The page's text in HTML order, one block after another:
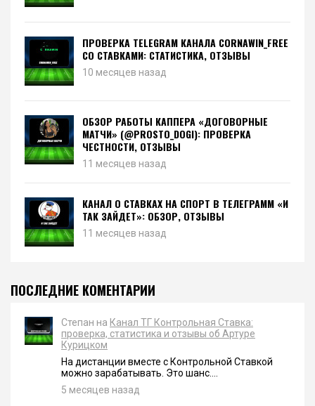
ПРОВЕРКА TELEGRAM КАНАЛА CORNAWIN_FREE
СО СТАВКАМИ: СТАТИСТИКА, ОТЗЫВЫ
10 месяцев назад
ОБЗОР РАБОТЫ КАППЕРА «ДОГОВОРНЫЕ
МАТЧИ» (@PROSTO_DOGI): ПРОВЕРКА
ЧЕСТНОСТИ, ОТЗЫВЫ
11 месяцев назад
КАНАЛ О СТАВКАХ НА СПОРТ В ТЕЛЕГРАММ «И
ТАК ЗАЙДЕТ»: ОБЗОР, ОТЗЫВЫ
11 месяцев назад
ПОСЛЕДНИЕ КОМЕНТАРИИ
Степан на Канал ТГ Контрольная Ставка:
проверка, статистика и отзывы об Артуре
Курицком
На дистанции вместе с Контрольной Ставкой
можно зарабатывать. Это шанс....
5 месяцев назад